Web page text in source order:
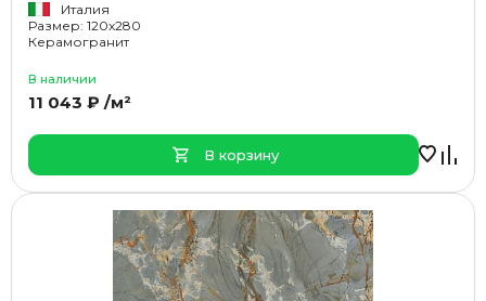
Италия
Размер: 120x280
Керамогранит
В наличии
11 043 ₽ /м²
В корзину